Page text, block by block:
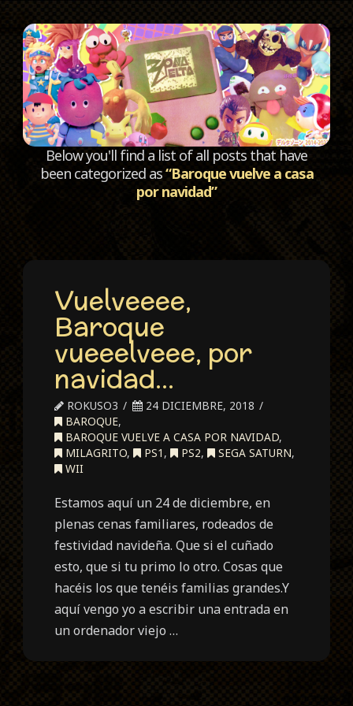
Below you'll find a list of all posts that have
been categorized as“Baroque vuelve a casa
por navidad”
Vuelveeee,
Baroque
vueeelveee, por
navidad…
ROKUSO3
24 DICIEMBRE, 2018
BAROQUE,
BAROQUE VUELVE A CASA POR NAVIDAD,
MILAGRITO, PS1 , PS2, SEGA SATURN,
WII
Estamos aquí un 24 de diciembre, en
plenas cenas familiares, rodeados de
festividad navideña. Que si el cuñado
esto, que si tu primo lo otro. Cosas que
hacéis los que tenéis familias grandes.Y
aquí vengo yo a escribir una entrada en
un ordenador viejo …